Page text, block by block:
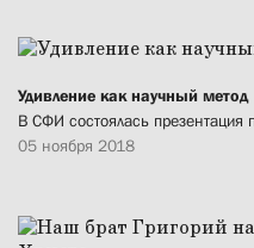
Удивление как научный метод
В СФИ состоялась презентация
05 ноября 2018